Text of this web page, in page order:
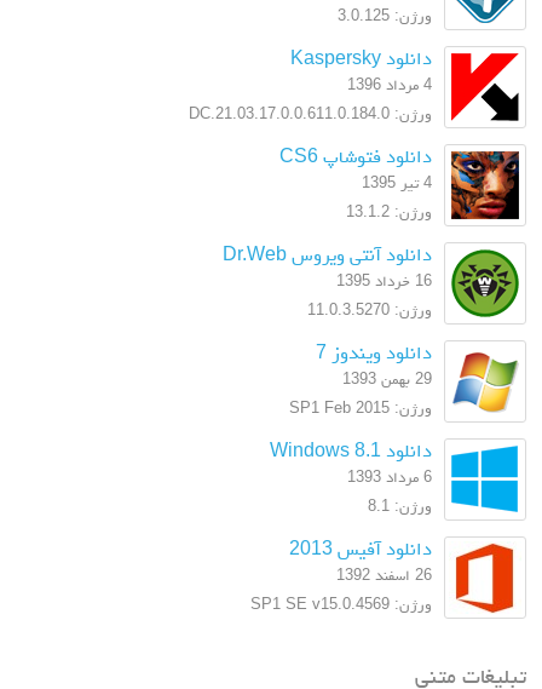
ورژن: 3.0.125
دانلود Kaspersky
ورژن: 17.0.0.611.0.184.0.DC.21.03
دانلود فتوشاپ CS6
4 تیر 1395
ورژن: 13.1.2
دانلود آنتی ویروس Dr.Web
16 خرداد 1395
ورژن: 11.0.3.5270
دانلود ویندوز 7
29 بهمن 1393
ورژن: SP1 Feb 2015
دانلود Windows 8.1
6 مرداد 1393
ورژن: 8.1
دانلود آفیس 2013
ورژن: SP1 SE v15.0.4569
متنی